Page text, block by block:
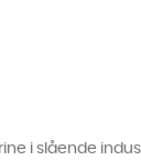
i slående